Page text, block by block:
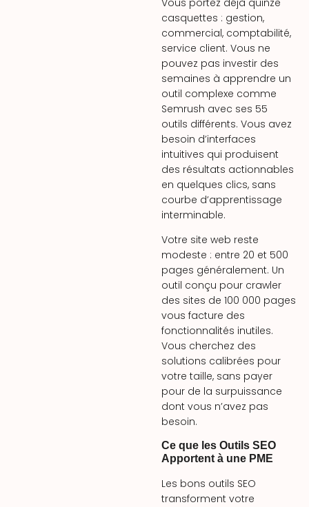
casquettes : gestion,
commercial, comptabilité,
service client. Vous ne
pouvez pas investir des
semaines à apprendre un
outil complexe comme
Semrush avec ses 55
outils différents. Vous avez
besoin d’interfaces
intuitives qui produisent
des résultats actionnables
en quelques clics, sans
courbe d’apprentissage
interminable.
Votre site web reste
modeste : entre 20 et 500
pages généralement. Un
outil conçu pour crawler
des sites de 100 000 pages
vous facture des
fonctionnalités inutiles.
Vous cherchez des
solutions calibrées pour
votre taille, sans payer
pour de la surpuissance
dont vous n’avez pas
besoin.
Ce que les Outils SEO
Apportent à une PME
Les bons outils SEO
transforment votre